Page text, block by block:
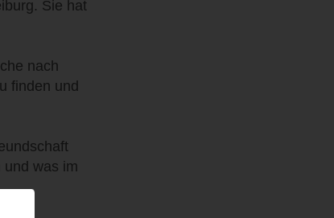
Sie hat
nach
finden und
und was im